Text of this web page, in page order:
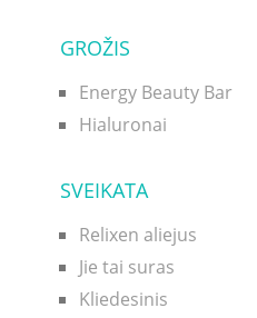
GROŽIS
Energy Beauty Bar
Hialuronai
SVEIKATA
Relixen aliejus
Jie tai suras
Kliedesinis